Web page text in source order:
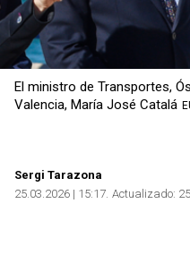
El ministro de Transportes,
Valencia, María José Catalá
Sergi Tarazona
25.03.2026 | 15:17 Actualizado: